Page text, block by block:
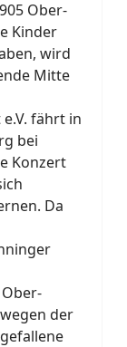
Ober-
Kinder
wird
Mitte
fährt in
bei
Konzert
Da
der